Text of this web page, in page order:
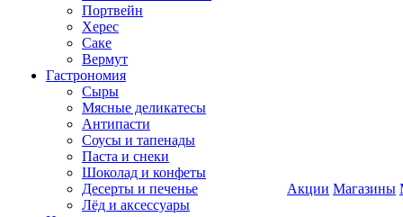
Портвейн
Херес
Саке
Вермут
Гастрономия
Сыры
Мясные деликатесы
Антипасти
Соусы и тапенады
Паста и снеки
Шоколад и конфеты
Десерты и печенье
Лёд и аксессуары
Акции Магазины